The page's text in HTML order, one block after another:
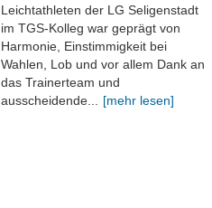
Leichtathleten der LG Seligenstadt
im TGS-Kolleg war geprägt von
Harmonie, Einstimmigkeit bei
Wahlen, Lob und vor allem Dank an
das Trainerteam und
ausscheidende...
[mehr lesen]